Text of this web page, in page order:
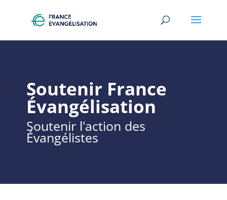
Soutenir France
Évangélisation
Soutenir l'action des
Évangélistes